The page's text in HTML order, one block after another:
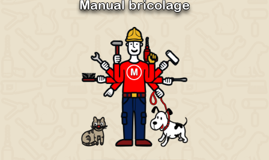
Manual bricolage